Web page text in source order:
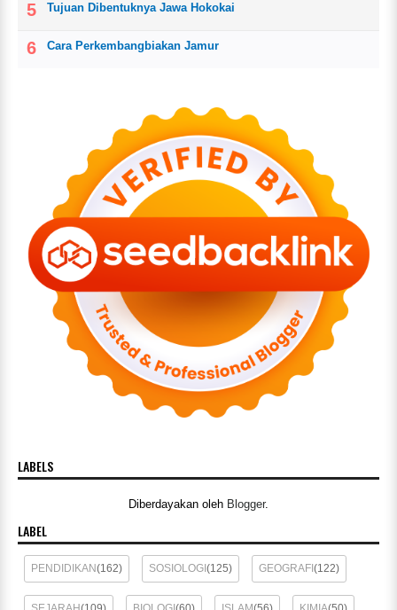
Tujuan Dibentuknya Jawa Hokokai
Cara Perkembangbiakan Jamur
LABELS
Diberdayakan oleh Blogger.
LABEL
PENDIDIKAN(162) SOSIOLOGI(125) GEOGRAFI(122)